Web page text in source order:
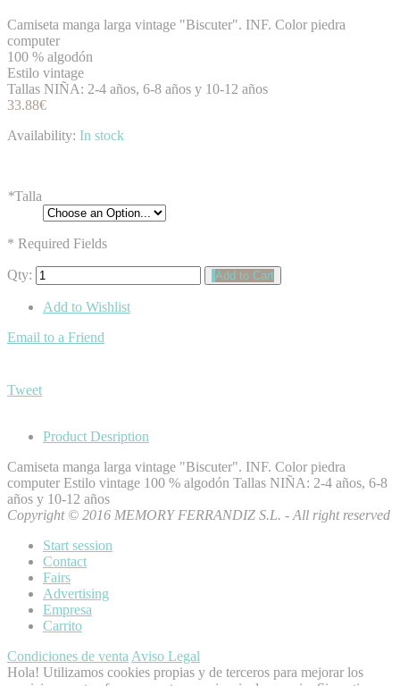
Camiseta manga larga vintage "Biscuter". INF. Color piedra
computer
100 % algodón
Estilo vintage
Tallas NIÑA: 2-4 años, 6-8 años y 10-12 años
33.88€
Availability: In stock
*Talla
* Required Fields
Qty: Add to Cart
Add to Wishlist
Email to a Friend
Tweet
Product Desription
Camiseta manga larga vintage "Biscuter". INF. Color piedra
computer Estilo vintage 100 % algodón Tallas NIÑA: 2-4 años, 6-8
años y 10-12 años
Copyright © 2016 MEMORY FERRANDIZ S.L. - All right reserved
Start session
Contact
Fairs
Advertising
Empresa
Carrito
Condiciones de venta Aviso Legal
Hola! Utilizamos cookies propias y de terceros para mejorar los